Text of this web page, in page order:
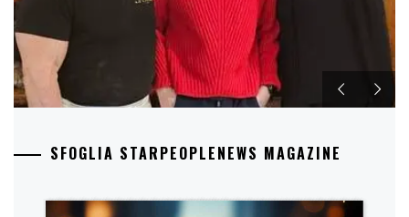
SFOGLIA STARPEOPLENEWS MAGAZINE